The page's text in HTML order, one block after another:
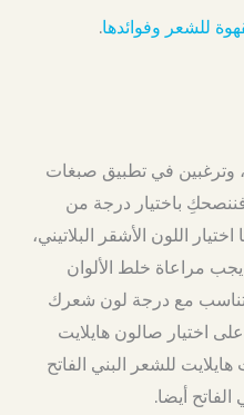
للشعر وفوائدها.
وترغبين في تطبيق صبغات
باختيار درجة من
اللون الأشقر البلاتيني،
يجب مراعاة خلط الألوان
مع درجة لون شعرك
اختيار صالون هايلايت
للشعر البني الفاتح
أيضا.